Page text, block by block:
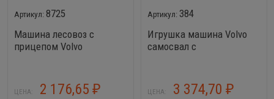
8725
Машина лесовоз с
прицепом Volvo
ЦЕНА: 2 176,65 ₽
384
Игрушка машина Volvo
самосвал с
ЦЕНА: 3 374,70 ₽